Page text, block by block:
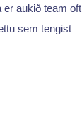
er aukið team oft
sem tengist